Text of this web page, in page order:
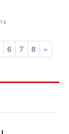
6 7 8 »